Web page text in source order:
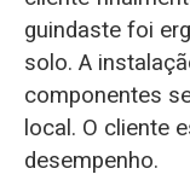
guindaste foi
solo. A
componentes
local. O cliente
desempenho.